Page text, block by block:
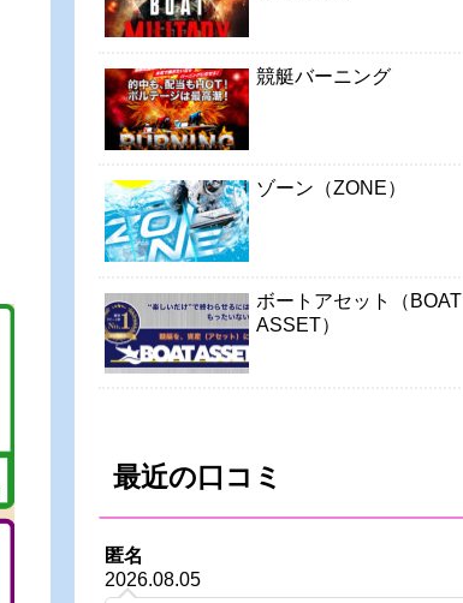
競艇バーニング
ゾーン（ZONE）
ボートアセット（BOAT
ASSET）
最近の口コミ
匿名
2026.08.05